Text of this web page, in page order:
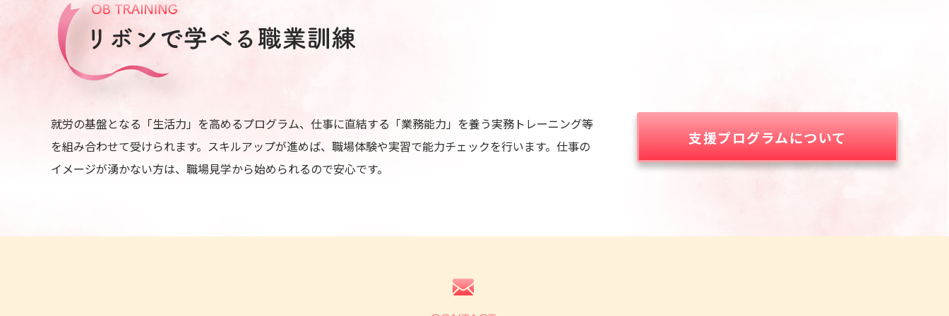
就労の基盤となる「生活力」を高めるプログラム、仕事に直結する「業務能力」を養う実務トレーニング等
を組み合わせて受けられます。スキルアップが進めば、職場体験や実習で能力チェックを行います。仕事の
イメージが湧かない方は、職場見学から始められるので安心です。
支援プログラムについて